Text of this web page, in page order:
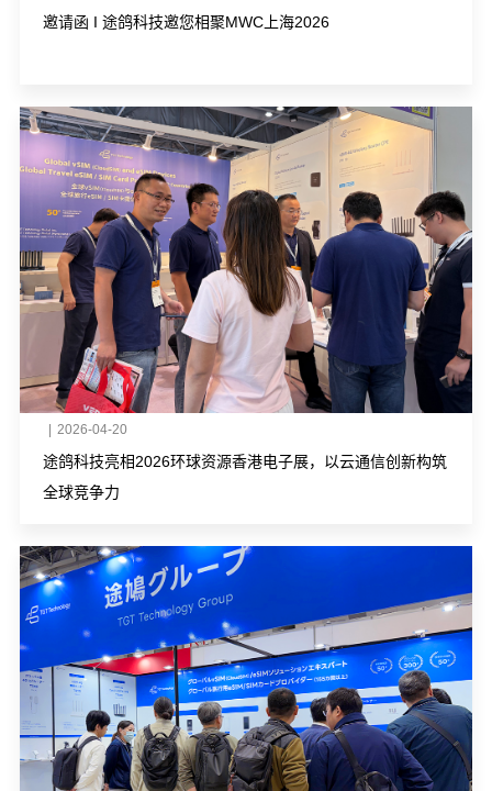
邀请函 I 途鸽科技邀您相聚MWC上海2026
2026-04-20
途鸽科技亮相2026环球资源香港电子展，以云通信创新构筑
全球竞争力